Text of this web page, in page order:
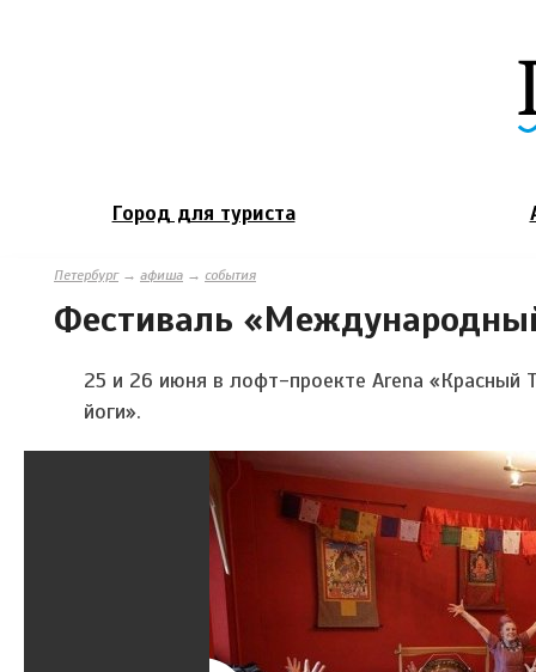
Город для туриста
Петербург→ афиша → события
Фестиваль
25 и 26 июня в лофт-проекте Arena «Красный
йоги».